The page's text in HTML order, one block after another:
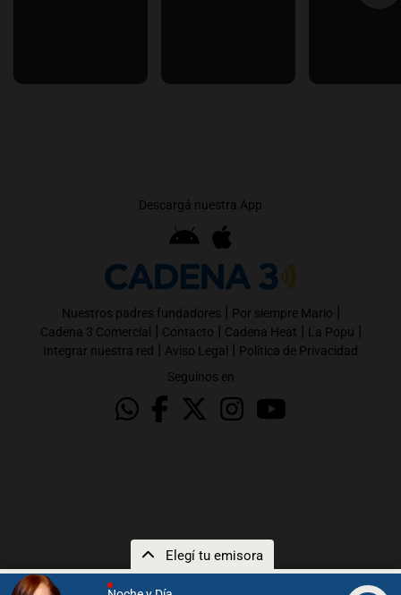
Elegí tu emisora
Descargá nuestra App
Nuestros padres fundadores | Por siempre Mario |
Cadena 3 Comercial | Contacto | Cadena Heat | La Popu |
Integrar nuestra red | Aviso Legal | Política de Privacidad
Seguinos en